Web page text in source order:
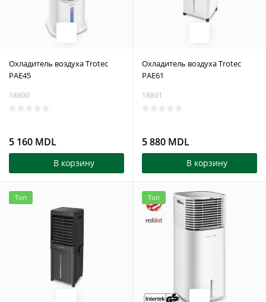
Охладитель воздуха Trotec
PAE45
18800
5 160 MDL
В корзину
Охладитель воздуха Trotec
PAE61
18801
5 880 MDL
В корзину
Топ Топ